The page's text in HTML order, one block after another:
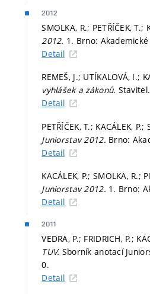
2012
SMOLKA, R.; PETŘÍČEK,
2012. 1. Brno:
Detail
REMEŠ, J.; UTÍKALOVÁ, I.;
vyhlášek a zákonů.
Detail
PETŘÍČEK, T.; KACÁLEK,
Juniorstav 2012. Brno:
Detail
KACÁLEK, P.; SMOLKA,
Juniorstav 2012. 1. Brno:
Detail
2011
VEDRA, P.; FRIDRICH, P.;
TUV. Sborník anotací
0.
Detail